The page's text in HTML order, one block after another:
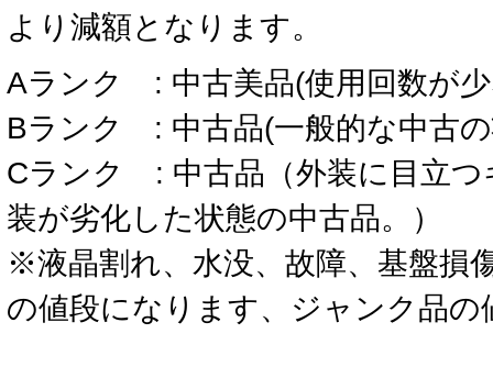
より減額となります。
Aランク : 中古美品(使用回数が
Bランク : 中古品(一般的な中古
Cランク : 中古品（外装に目立つ
装が劣化した状態の中古品。）
※液晶割れ、水没、故障、基盤損
の値段になります、ジャンク品